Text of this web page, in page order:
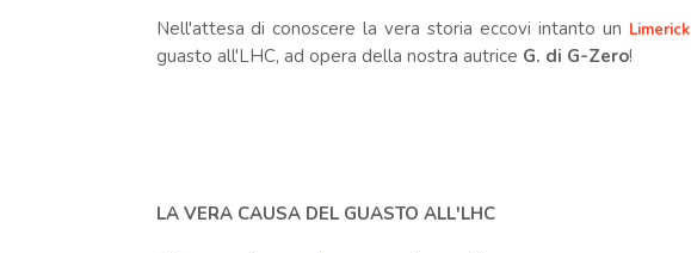
Nell'attesa di conoscere la vera storia eccovi intanto un Limerick
guasto all'LHC, ad opera della nostra autrice G. di G-Zero!
LA VERA CAUSA DEL GUASTO ALL'LHC